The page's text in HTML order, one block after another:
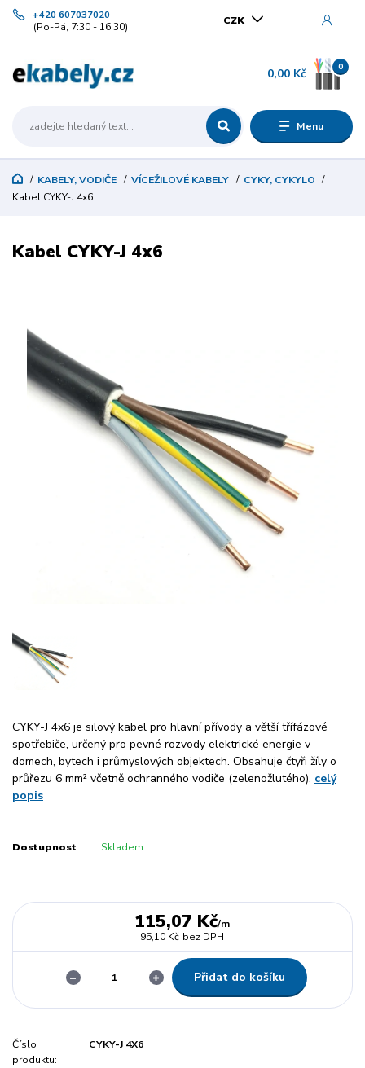
Menu
CZK
+420 607037020
(Po-Pá, 7:30 - 16:30)
0
0,00 Kč
KABELY, VODIČE VÍCEŽILOVÉ KABELY
CYKY, CYKYLO
Kabel CYKY-J 4x6
Kabel CYKY-J 4x6
CYKY-J 4x6 je silový kabel pro hlavní přívody a větší třífázové
spotřebiče, určený pro pevné rozvody elektrické energie v
domech, bytech i průmyslových objektech. Obsahuje čtyři žíly o
průřezu 6 mm² včetně ochranného vodiče (zelenožlutého). celý
popis
Dostupnost Skladem
115,07 Kč/m
95,10 Kč bez DPH
Přidat do košíku
Číslo
produktu:
CYKY-J 4X6